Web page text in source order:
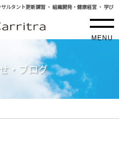
ルタント更新講習 ・ 組織開発・健康経営 ・ 学び
MENU
・ブログ